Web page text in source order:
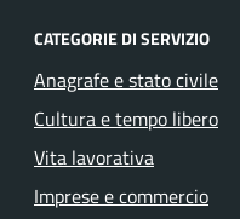
CATEGORIE DI SERVIZIO
Anagrafe e stato civile
Cultura e tempo libero
Vita lavorativa
Imprese e commercio